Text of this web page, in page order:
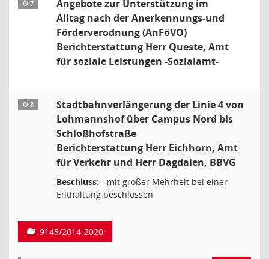
Ö 7
Angebote zur Unterstützung im
Alltag nach der Anerkennungs-und
Förderverodnung (AnFöVO)
Berichterstattung Herr Queste, Amt
für soziale Leistungen -Sozialamt-
Ö 8
Stadtbahnverlängerung der Linie 4 von
Lohmannshof über Campus Nord bis
Schloßhofstraße
Berichterstattung Herr Eichhorn, Amt
für Verkehr und Herr Dagdalen, BBVG
Beschluss: - mit großer Mehrheit bei einer
Enthaltung beschlossen
9145/2014-2020